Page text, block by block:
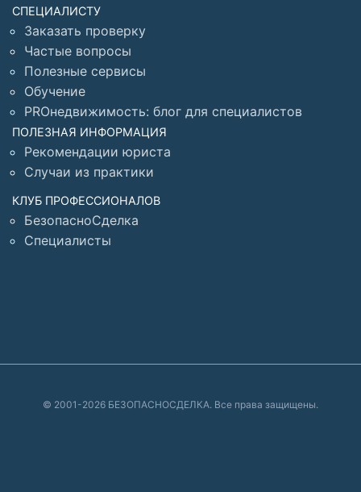
СПЕЦИАЛИСТУ
Заказать проверку
Частые вопросы
Полезные сервисы
Обучение
PROнедвижимость: блог для специалистов
ПОЛЕЗНАЯ ИНФОРМАЦИЯ
Рекомендации юриста
Случаи из практики
КЛУБ ПРОФЕССИОНАЛОВ
БезопасноСделка
Специалисты
© 2001-2026 БЕЗОПАСНОСДЕЛКА. Все права защищены.